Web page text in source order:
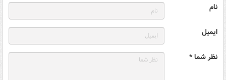
نام
ایمیل
نظر شما *